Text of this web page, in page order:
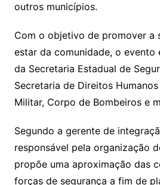
outros municípios.
Com o objetivo de promover a
estar da comunidade, o evento
da Secretaria Estadual de
Secretaria de Direitos
Militar, Corpo de Bombeiros e
Segundo a gerente de
responsável pela organização
propõe uma aproximação das
forças de segurança a fim de